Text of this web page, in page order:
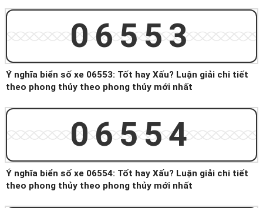
06553
Ý nghĩa biển số xe 06553: Tốt hay Xấu? Luận giải chi tiết
theo phong thủy theo phong thủy mới nhất
06554
Ý nghĩa biển số xe 06554: Tốt hay Xấu? Luận giải chi tiết
theo phong thủy theo phong thủy mới nhất